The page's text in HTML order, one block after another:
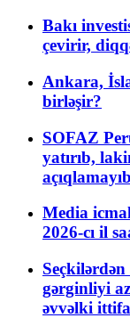
Bakı
çevirir,
Ankara,
birləşir?
SOFAZ
yatırıb,
açıqlamayıb
Media
2026-cı il
gərginliyi
əvvəlki